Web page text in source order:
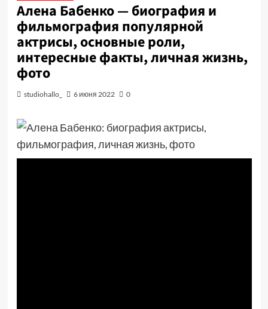
Алена Бабенко — биография и
фильмография популярной
актрисы, основные роли,
интересные факты, личная жизнь,
фото
studiohallo_ 6 июня 2022 0